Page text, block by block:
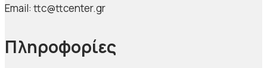
Email: ttc@ttcenter.gr
Πληροφορίες